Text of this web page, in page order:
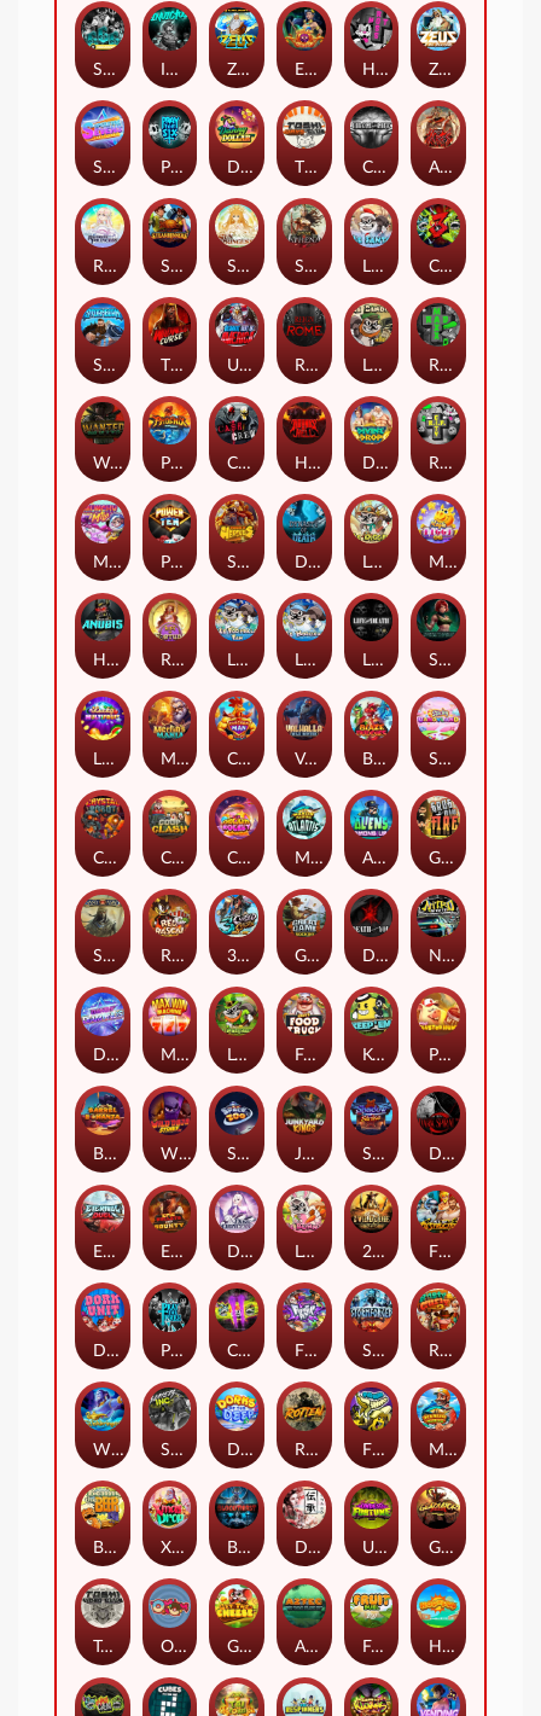
SixSixSix Invictus Ze Zeus Eye of Medusa Hot Ross Zeus Ze Zecond
Superstar Sevens PRAY FOR SIX Danny Dollar TOSHI WAYS CLUB CIRCLE OF LIFE ARMY OF ARES
RAINBOW PRINCESS STEAMRUNNERS SUN PRINCESS SPEAR OF ATHENA LE SANTA CHAOS CREW 3
STORMBORN THE WILDWOOD CURSE Ultimate Slot of America Reign of Rome Le Bandit Rad Maxx
Wanted Dead or a Wild Phoenix Cash Crew Hounds Of Hell Divine Drop RIP City
Munchy Milo Power of 10 Strength Of Hercules Dynasty of Death Le Digger Magic Piggy OG
Hand of Anubis Rise of Fortuna LE FOOTBALL FAN LE HOOLIGAN Life and Death Shadow Treasure
Lucky Multifruit Merlin's Mania Chicken Man Valhalla: Wild Winter Blaze Buddies Sticky Candyland
Crystal Robot Coop Clash Chocolate Rocket Marlin Masters Atlantis Aliens Among Us Grug Make Fire
Sand and Ashes Red Rascal™ 3 Cursed Chests™ Great Game Rockies Death Becomes You Nitro Nights
Dandy Diamonds Max Win Machine Le Prechaun Fred's Food Truck Keep 'em Piggy Cluster Hunt
Barrel Bonanza Wild Dojo Strike Space Zoo Junkyard Kings Shadow Strike Dark Spiral
Eternal Duel EPIC BULLETS & BOUNTY Dusk Princess Le Bunny 2 Wild 2 Die Fist Of Destruction
Dork Unit Pray for Three Chaos Crew 2 Fighter Pit Stormforged Rusty & Curly
Wishbringer Slayers Inc Dorks of The Deep Rotten FRKN Bananas Marlin Master
Benny The Beer Xmas Drop Bloodthirst Densho Undead Fortune Gladiator Legends
Toshi Video Club OmNom Get The Cheese Aztec Twist Fruit Duel Hop'n'Pop